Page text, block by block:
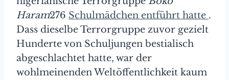
Haram276 Schulmädchen entführt hatte .
Dass dieselbe Terrorgruppe zuvor gezielt
Hunderte von Schuljungen bestialisch
abgeschlachtet hatte, war der
wohlmeinenden Weltöffentlichkeit kaum